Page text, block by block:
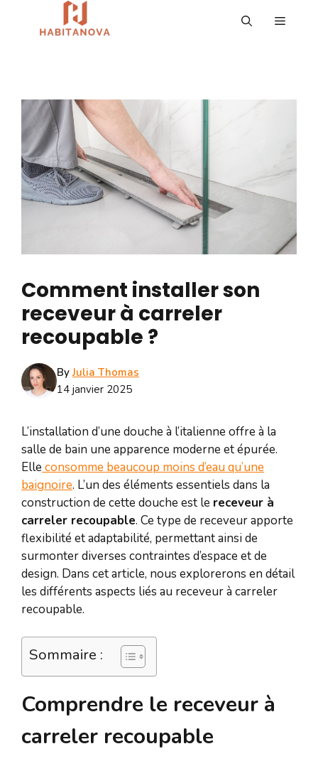
MENU
Comment installer son
receveur à carreler
recoupable ?
ByJulia Thomas
14 janvier 2025
L’installation d’une douche à l’italienne offre à la
salle de bain une apparence moderne et épurée.
Elleconsomme beaucoup moins d’eau qu’une
baignoire. L’un des éléments essentiels dans la
construction de cette douche est le receveur à
carreler recoupable. Ce type de receveur apporte
flexibilité et adaptabilité, permettant ainsi de
surmonter diverses contraintes d’espace et de
design. Dans cet article, nous explorerons en détail
les différents aspects liés au receveur à carreler
recoupable.
Sommaire :
Comprendre le receveur à
carreler recoupable